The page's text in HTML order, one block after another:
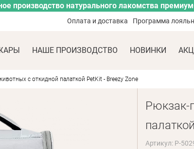
производство натурального лакомства
Оплата и доставка Программа
НАШЕ ПРОИЗВОДСТВО НОВИНКИ
с откидной палаткой PetKit - Breezy Zone
Рюкзак-
Артикул: P-